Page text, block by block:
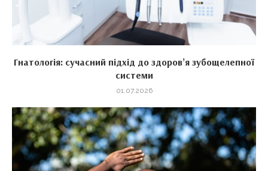
Гнатологія: сучасний підхід до здоров’я зубощелепної
системи
01.07.2026